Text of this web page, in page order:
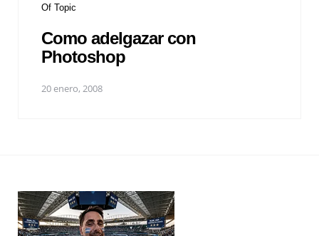
Of Topic
Como adelgazar con
Photoshop
20 enero, 2008